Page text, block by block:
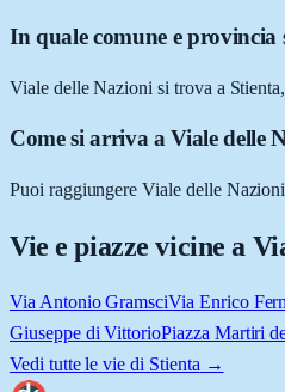
In quale comune e provincia
Viale delle Nazioni si trova a
Come si arriva a Viale delle
Puoi raggiungere Viale delle
Vie e piazze vicine a
Via Antonio GramsciVia Enrico
Giuseppe di VittorioPiazza Martiri
Vedi tutte le vie di Stienta →